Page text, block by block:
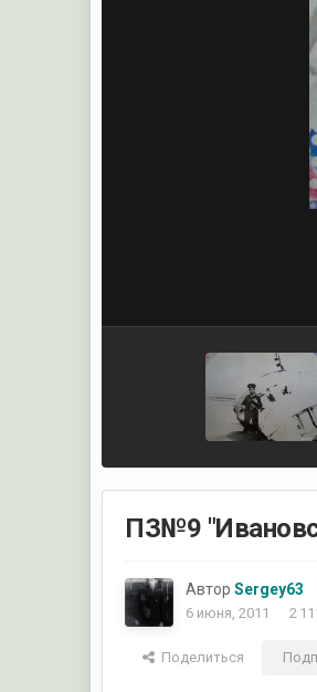
ПЗ№9
АвторSergey63
6 июня, 2011 2
Поделиться